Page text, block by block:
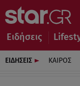
Ειδήσεις
ΕΙΔΗΣΕΙΣ ΚΑΙΡΟΣ